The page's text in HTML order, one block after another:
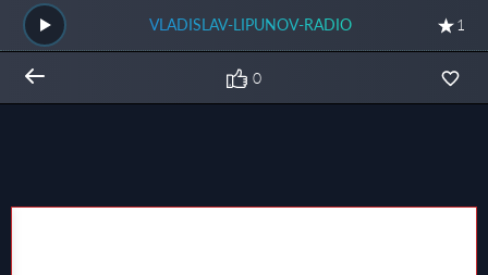
VLADISLAV-LIPUNOV-RADIO 1
0